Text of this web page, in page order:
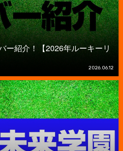
ー紹介！【2026年ルーキーリ
2026.06.12